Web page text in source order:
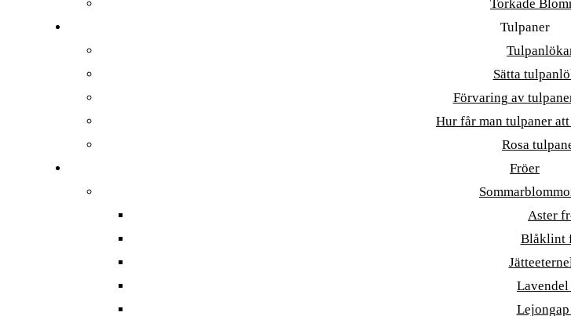
Torkade
Tulpaner
Sätta
Förvaring av
Hur får man tulpaner
Rosa
Fröer
Aster
Blåklint